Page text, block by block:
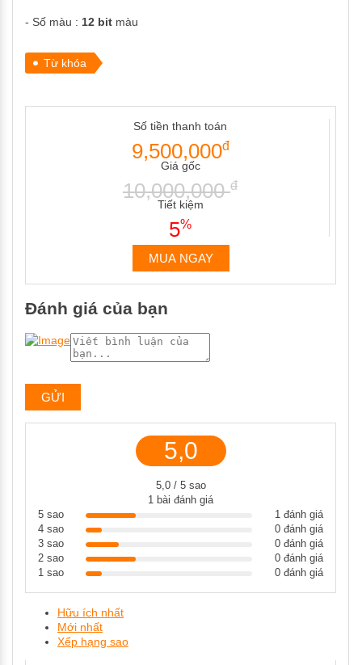
- Số màu : 12 bit màu
Từ khóa
Số tiền thanh toán
9,500,000đ
Giá gốc
10,000,000đ
Tiết kiệm
5%
MUA NGAY
Đánh giá của bạn
5,0
5,0 / 5 sao
1 bài đánh giá
5 sao
4 sao
3 sao
2 sao
1 sao
1 đánh giá
0 đánh giá
0 đánh giá
0 đánh giá
0 đánh giá
Hữu ích nhất
Mới nhất
Xếp hạng sao